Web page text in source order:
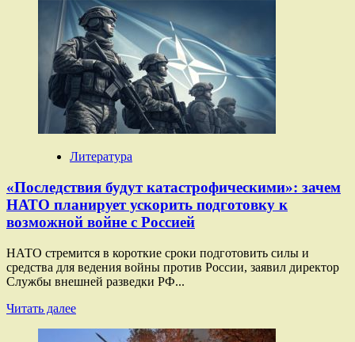
о
Повреждены
предприятия
в
Дагестане
и
Мордовии:
за
ночь
над
Россией
сбито
украинских
БПЛА
Литература
«Последствия будут катастрофическими»: зачем
НАТО планирует ускорить подготовку к
возможной войне с Россией
НАТО стремится в короткие сроки подготовить силы и
средства для ведения войны против России, заявил директор
Службы внешней разведки РФ...
Читать далееПрочитать